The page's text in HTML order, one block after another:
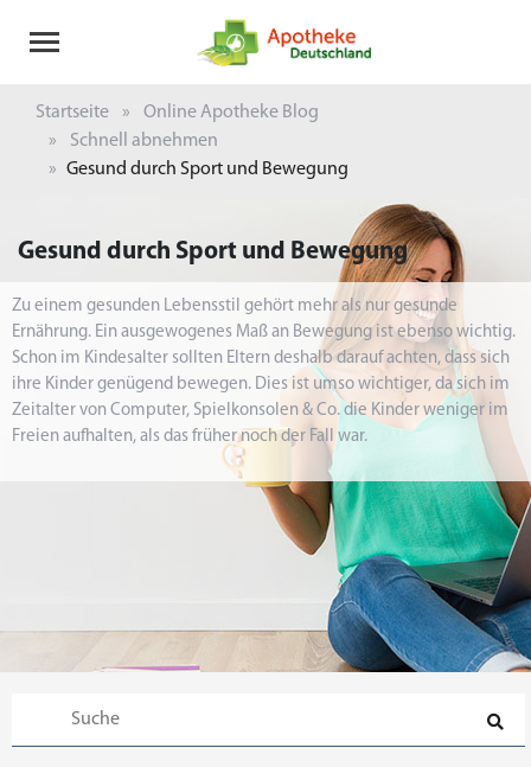
Startseite
Online Apotheke Blog
Schnell abnehmen
Gesund durch Sport und Bewegung
Gesund durch Sport und Bewegung
Zu einem gesunden Lebensstil gehört mehr als nur gesunde
Ernährung. Ein ausgewogenes Maß an Bewegung ist ebenso wichtig.
Schon im Kindesalter sollten Eltern deshalb darauf achten, dass sich
ihre Kinder genügend bewegen. Dies ist umso wichtiger, da sich im
Zeitalter von Computer, Spielkonsolen & Co. die Kinder weniger im
Freien aufhalten, als das früher noch der Fall war.